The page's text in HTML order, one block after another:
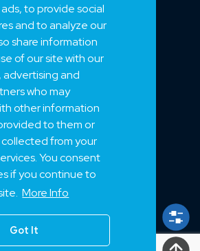
to provide social
and to analyze our
share information
of our site with our
advertising and
who may
other information
to them or
from your
You consent
if you continue to
More Info
Got It